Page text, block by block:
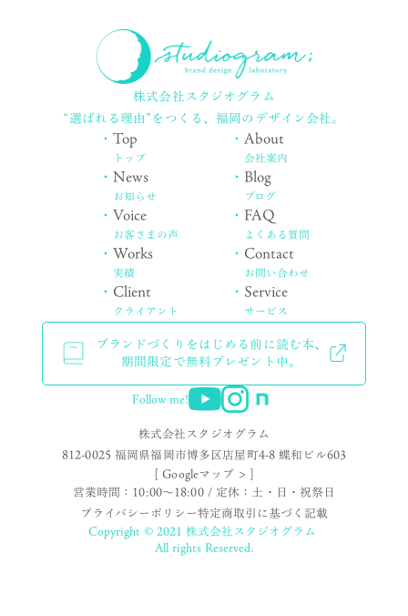
株式会社スタジオグラム
“選ばれる理由”をつくる、福岡のデザイン会社。
・Top
トップ
・News
お知らせ
・Voice
お客さまの声
・Works
実績
・ Client
クライアント
・About
会社案内
・ Blog
ブログ
・ FAQ
よくある質問
・ Contact
お問い合わせ
・ Service
サービス
ブランドづくりをはじめる前に読む本、
期間限定で無料プレゼント中。
Follow me!
株式会社スタジオグラム
812-0025 福岡県福岡市博多区店屋町4-8 蝶和ビル603
[ Googleマップ > ]
営業時間：10:00〜18:00 / 定休：土・日・祝祭日
プライバシーポリシー特定商取引に基づく記載
Copyright © 2021 株式会社スタジオグラム
All rights Reserved.